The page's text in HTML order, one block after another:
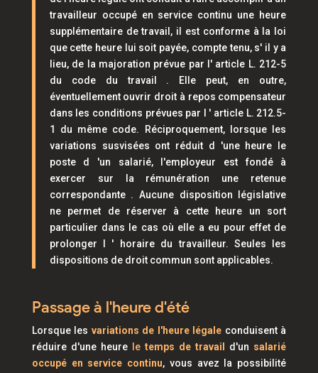
travailleur occupé en service continu une heure
supplémentaire de travail, il est conforme à la loi
que cette heure lui soit payée, compte tenu, s' il y a
lieu, de la majoration prévue par l' article L. 212-5
du code du travail . Elle peut, en outre,
éventuellement ouvrir droit à repos compensateur
dans les conditions prévues par l ' article L. 212.5-
1 du même code. Réciproquement, lorsque les
variations susvisées ont réduit d 'une heure le
poste d 'un salarié, l'employeur est fondé à
exercer sur la rémunération une retenue
correspondante . Aucune disposition législative
ne permet de réserver à cette heure un sort
particulier dans le cas où elle a eu pour effet de
prolonger l ' horaire du travailleur. Seules les
dispositions de droit commun sont applicables.
Passage à l'heure d'été
Lorsque les variations de l'heure légale conduisent à
réduire d'une heure
letemps de travail d'un salarié
occupé en service continu, vous avez la possibilité